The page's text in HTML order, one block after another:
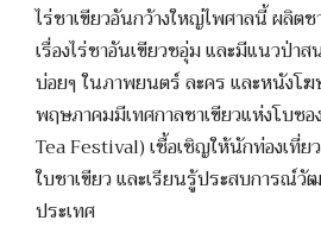
ไร่ชาเขียวอันกว้างใหญ่ไพศาลนี้ ผลิต
เรื่องไร่ชาอันเขียวชอุ่ม และมีแนวป่า
บ่อยๆ ในภาพยนตร์ ละคร และหนังโฆ
พฤษภาคมมีเทศกาลชาเขียวแห่งโบซ
Tea Festival) เชื้อเชิญให้นักท่องเที่
ใบชาเขียว และเรียนรู้ประสบการณ์วั
ประเทศ